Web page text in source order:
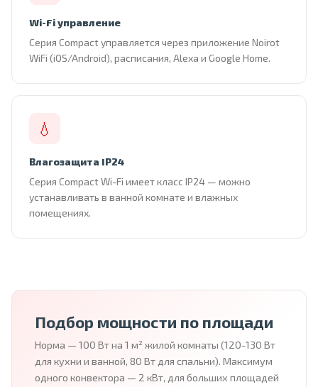
Wi-Fi управление
Серия Compact управляется через приложение Noirot
WiFi (iOS/Android), расписания, Alexa и Google Home.
💧
Влагозащита IP24
Серия Compact Wi-Fi имеет класс IP24 — можно
устанавливать в ванной комнате и влажных
помещениях.
Подбор мощности по площади
Норма — 100 Вт на 1 м² жилой комнаты (120-130 Вт
для кухни и ванной, 80 Вт для спальни). Максимум
одного конвектора — 2 кВт, для больших площадей